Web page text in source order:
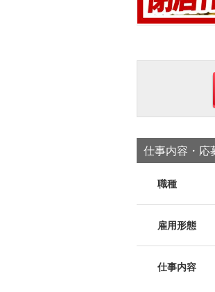
仕事内容・応
職種
雇用形態
仕事内容